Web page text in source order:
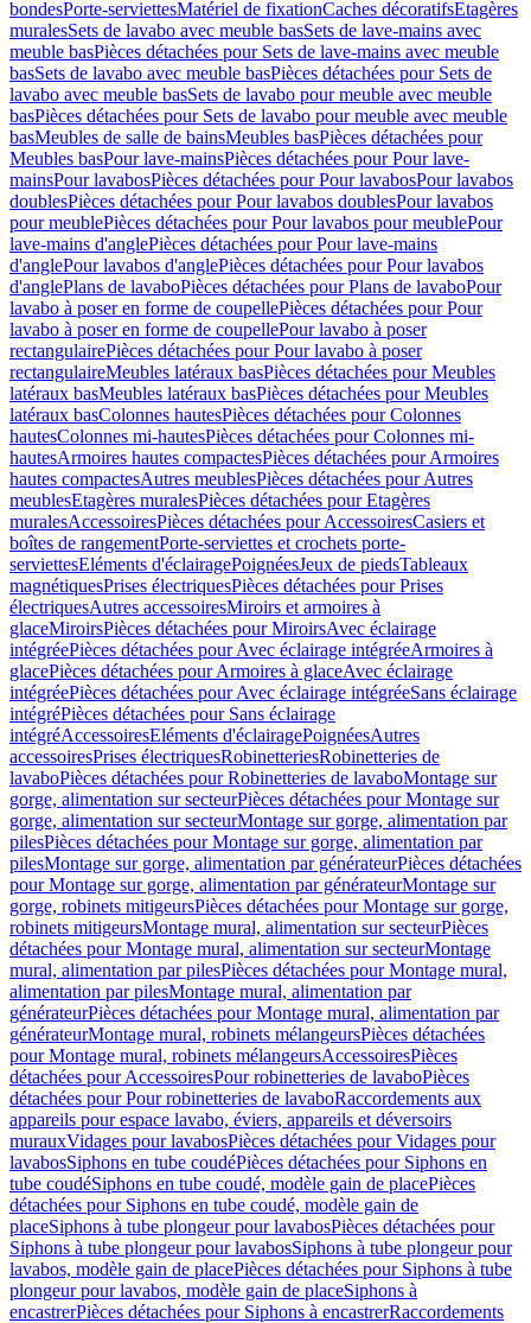
bondesPorte-serviettesMatériel de fixationCaches décoratifsEtagères
muralesSets de lavabo avec meuble basSets de lave-mains avec
meuble basPièces détachées pour Sets de lave-mains avec meuble
basSets de lavabo avec meuble basPièces détachées pour Sets de
lavabo avec meuble basSets de lavabo pour meuble avec meuble
basPièces détachées pour Sets de lavabo pour meuble avec meuble
basMeubles de salle de bainsMeubles basPièces détachées pour
Meubles basPour lave-mainsPièces détachées pour Pour lave-
mainsPour lavabosPièces détachées pour Pour lavabosPour lavabos
doublesPièces détachées pour Pour lavabos doublesPour lavabos
pour meublePièces détachées pour Pour lavabos pour meublePour
lave-mains d'anglePièces détachées pour Pour lave-mains
d'anglePour lavabos d'anglePièces détachées pour Pour lavabos
d'anglePlans de lavaboPièces détachées pour Plans de lavaboPour
lavabo à poser en forme de coupellePièces détachées pour Pour
lavabo à poser en forme de coupellePour lavabo à poser
rectangulairePièces détachées pour Pour lavabo à poser
rectangulaireMeubles latéraux basPièces détachées pour Meubles
latéraux basMeubles latéraux basPièces détachées pour Meubles
latéraux basColonnes hautesPièces détachées pour Colonnes
hautesColonnes mi-hautesPièces détachées pour Colonnes mi-
hautesArmoires hautes compactesPièces détachées pour Armoires
hautes compactesAutres meublesPièces détachées pour Autres
meublesEtagères muralesPièces détachées pour Etagères
muralesAccessoiresPièces détachées pour AccessoiresCasiers et
boîtes de rangementPorte-serviettes et crochets porte-
serviettesEléments d'éclairagePoignéesJeux de piedsTableaux
magnétiquesPrises électriquesPièces détachées pour Prises
électriquesAutres accessoiresMiroirs et armoires à
glaceMiroirsPièces détachées pour MiroirsAvec éclairage
intégréePièces détachées pour Avec éclairage intégréeArmoires à
glacePièces détachées pour Armoires à glaceAvec éclairage
intégréePièces détachées pour Avec éclairage intégréeSans éclairage
intégréPièces détachées pour Sans éclairage
intégréAccessoiresEléments d'éclairagePoignéesAutres
accessoiresPrises électriquesRobinetteriesRobinetteries de
lavaboPièces détachées pour Robinetteries de lavaboMontage sur
gorge, alimentation sur secteurPièces détachées pour Montage sur
gorge, alimentation sur secteurMontage sur gorge, alimentation par
pilesPièces détachées pour Montage sur gorge, alimentation par
pilesMontage sur gorge, alimentation par générateurPièces détachées
pour Montage sur gorge, alimentation par générateurMontage sur
gorge, robinets mitigeursPièces détachées pour Montage sur gorge,
robinets mitigeursMontage mural, alimentation sur secteurPièces
détachées pour Montage mural, alimentation sur secteurMontage
mural, alimentation par pilesPièces détachées pour Montage mural,
alimentation par pilesMontage mural, alimentation par
générateurPièces détachées pour Montage mural, alimentation par
générateurMontage mural, robinets mélangeursPièces détachées
pour Montage mural, robinets mélangeursAccessoiresPièces
détachées pour AccessoiresPour robinetteries de lavaboPièces
détachées pour Pour robinetteries de lavaboRaccordements aux
appareils pour espace lavabo, éviers, appareils et déversoirs
murauxVidages pour lavabosPièces détachées pour Vidages pour
lavabosSiphons en tube coudéPièces détachées pour Siphons en
tube coudéSiphons en tube coudé, modèle gain de placePièces
détachées pour Siphons en tube coudé, modèle gain de
placeSiphons à tube plongeur pour lavabosPièces détachées pour
Siphons à tube plongeur pour lavabosSiphons à tube plongeur pour
lavabos, modèle gain de placePièces détachées pour Siphons à tube
plongeur pour lavabos, modèle gain de placeSiphons à
encastrerPièces détachées pour Siphons à encastrerRaccordements